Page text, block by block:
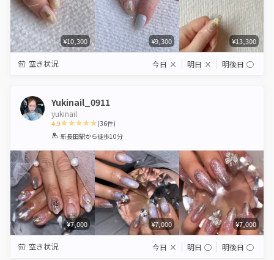
¥10,300 ¥9,300 ¥13,300
空き状況 今日 × 明日 × 明後日 ◯
Yukinail_0911
yukinail
4.9
1 2 3 4 5
(36件)
新長田駅から徒歩10分
¥7,000 ¥7,000 ¥7,000
空き状況 今日 × 明日 ◯ 明後日 ◯